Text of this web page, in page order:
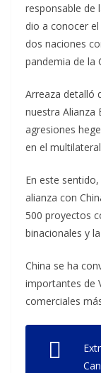
responsable de
dio a conocer
dos naciones
pandemia de la
Arreaza detalló
nuestra Alianza
agresiones
en el
En este
alianza con
500 proyectos
binacionales y
China se ha
importantes de
comerciales